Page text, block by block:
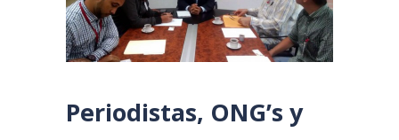
Periodistas, ONG’s y